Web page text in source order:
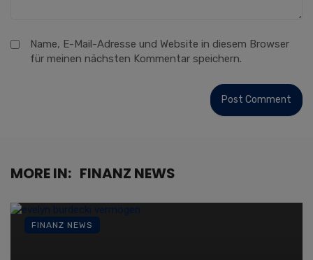
Name, E-Mail-Adresse und Website in diesem Browser
für meinen nächsten Kommentar speichern.
MORE IN: FINANZ NEWS
FINANZ NEWS